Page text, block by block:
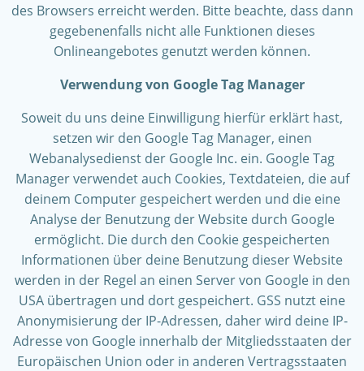
des Browsers erreicht werden. Bitte beachte, dass dann
gegebenenfalls nicht alle Funktionen dieses
Onlineangebotes genutzt werden können.
Verwendung von Google Tag Manager
Soweit du uns deine Einwilligung hierfür erklärt hast,
setzen wir den Google Tag Manager, einen
Webanalysedienst der Google Inc. ein. Google Tag
Manager verwendet auch Cookies, Textdateien, die auf
deinem Computer gespeichert werden und die eine
Analyse der Benutzung der Website durch Google
ermöglicht. Die durch den Cookie gespeicherten
Informationen über deine Benutzung dieser Website
werden in der Regel an einen Server von Google in den
USA übertragen und dort gespeichert. GSS nutzt eine
Anonymisierung der IP-Adressen, daher wird deine IP-
Adresse von Google innerhalb der Mitgliedsstaaten der
Europäischen Union oder in anderen Vertragsstaaten